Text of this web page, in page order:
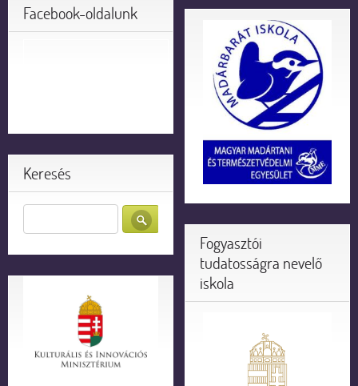
Facebook-oldalunk
Keresés
Fogyasztói
tudatosságra nevelő
iskola